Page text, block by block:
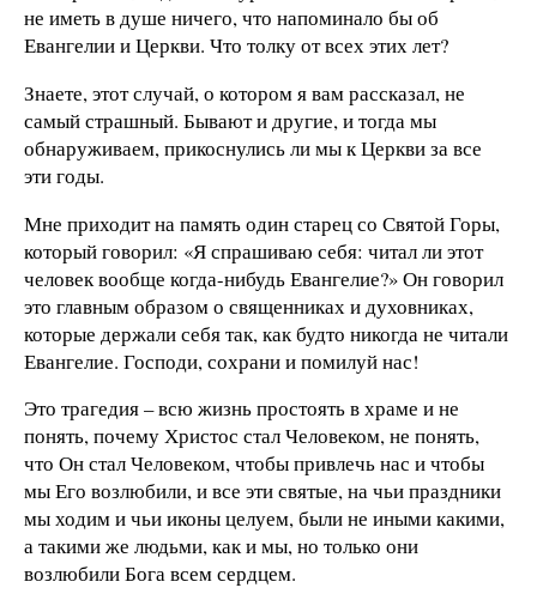
не иметь в душе ничего, что напоминало бы об
Евангелии и Церкви. Что толку от всех этих лет?
Знаете, этот случай, о котором я вам рассказал, не
самый страшный. Бывают и другие, и тогда мы
обнаруживаем, прикоснулись ли мы к Церкви за все
эти годы.
Мне приходит на память один старец со Святой Горы,
который говорил: «Я спрашиваю себя: читал ли этот
человек вообще когда-нибудь Евангелие?» Он говорил
это главным образом о священниках и духовниках,
которые держали себя так, как будто никогда не читали
Евангелие. Господи, сохрани и помилуй нас!
Это трагедия – всю жизнь простоять в храме и не
понять, почему Христос стал Человеком, не понять,
что Он стал Человеком, чтобы привлечь нас и чтобы
мы Его возлюбили, и все эти святые, на чьи праздники
мы ходим и чьи иконы целуем, были не иными какими,
а такими же людьми, как и мы, но только они
возлюбили Бога всем сердцем.